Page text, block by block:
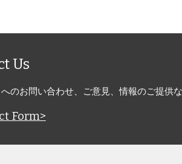
Us
へのお問い合わせ、ご意見、情報のご提供
Form>